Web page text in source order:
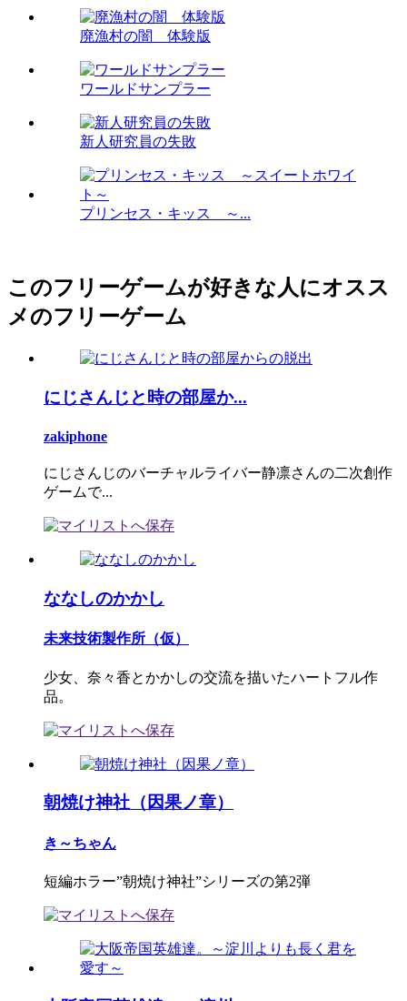
廃漁村の闇 体験版
ワールドサンプラー
新人研究員の失敗
プリンセス・キッス ～...
このフリーゲームが好きな人にオスス
メのフリーゲーム
にじさんじと時の部屋か...
zakiphone
にじさんじのバーチャルライバー静凛さんの二次創作
ゲームで...
ななしのかかし
未来技術製作所（仮）
少女、奈々香とかかしの交流を描いたハートフル作
品。
朝焼け神社（因果ノ章）
き～ちゃん
短編ホラー”朝焼け神社”シリーズの第2弾